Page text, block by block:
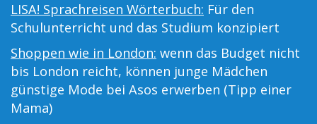
LISA! Sprachreisen Wörterbuch: Für den
Schulunterricht und das Studium konzipiert
Shoppen wie in London: wenn das Budget nicht
bis London reicht, können junge Mädchen
günstige Mode bei Asos erwerben (Tipp einer
Mama)